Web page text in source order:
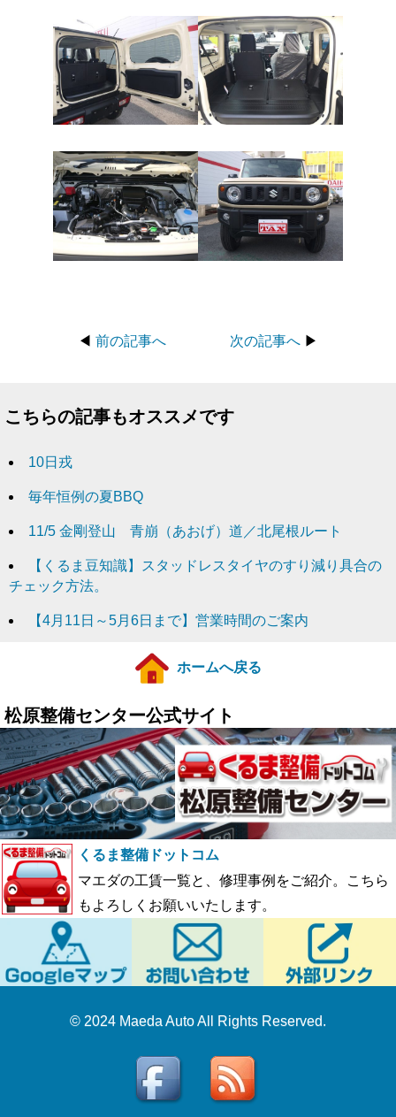
◀ 前の記事へ 次の記事へ ▶
こちらの記事もオススメです
10日戎
毎年恒例の夏BBQ
11/5 金剛登山 青崩（あおげ）道／北尾根ルート
【くるま豆知識】スタッドレスタイヤのすり減り具合の
チェック方法。
【4月11日～5月6日まで】営業時間のご案内
ホームへ戻る
松原整備センター公式サイト
くるま整備ドットコム
マエダの工賃一覧と、修理事例をご紹介。こちら
もよろしくお願いいたします。
© 2024 Maeda Auto All Rights Reserved.